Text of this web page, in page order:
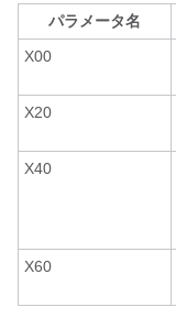
パラメータ名
X00
X20
X40
X60